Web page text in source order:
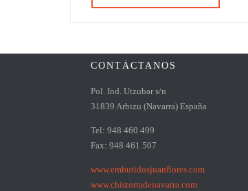
CONTÁCTANOS
Pol. Ind. Utzubar s/n
31839 Arbizu (Navarra) España
Tel: 948 460 499
Fax: 948 461 507
www.embutidosjuanflores.com
www.chistorradenavarra.com